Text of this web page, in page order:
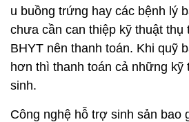
u buồng trứng hay các bệnh lý
chưa cần can thiệp kỹ thuật thụ
BHYT nên thanh toán. Khi quỹ
hơn thì thanh toán cả những kỹ
sinh.
Công nghệ hỗ trợ sinh sản bao